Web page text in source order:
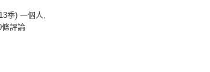
季) 一個人,
條評論